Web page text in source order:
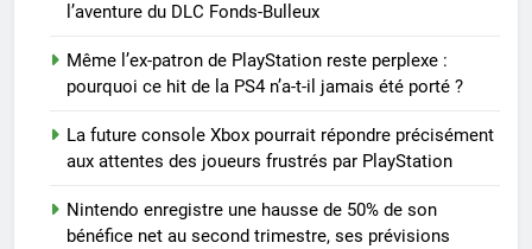
l’aventure du DLC Fonds-Bulleux
Même l’ex-patron de PlayStation reste perplexe :
pourquoi ce hit de la PS4 n’a-t-il jamais été porté ?
La future console Xbox pourrait répondre précisément
aux attentes des joueurs frustrés par PlayStation
Nintendo enregistre une hausse de 50% de son
bénéfice net au second trimestre, ses prévisions